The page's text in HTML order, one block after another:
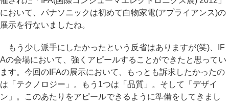
において、パナソニックは初めて白物家電(アプライアンス)の
展示を行ないましたね。
もう少し派手にしたかったという反省はありますが(笑)、IF
Aの会場において、強くアピールすることができたと思ってい
ます。今回のIFAの展示において、もっとも訴求したかったの
は「テクノロジー」。もう1つは「品質」。そして「デザイ
ン」。このあたりをアピールできるように準備をしてきまし